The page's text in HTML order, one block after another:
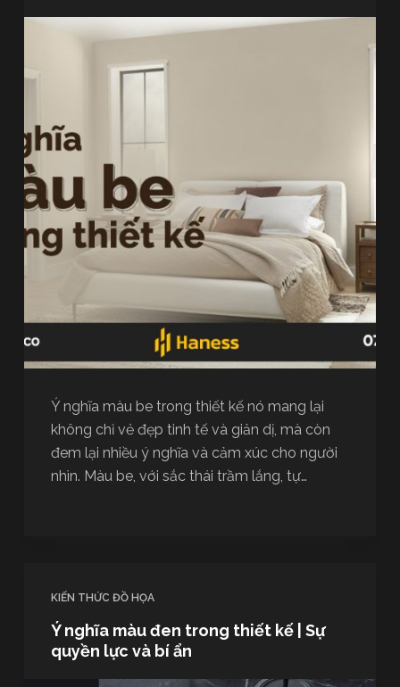
Ý nghĩa màu be trong thiết kế nó mang lại
không chỉ vẻ đẹp tinh tế và giản dị, mà còn
đem lại nhiều ý nghĩa và cảm xúc cho người
nhìn. Màu be, với sắc thái trầm lắng, tự…
KIẾN THỨC ĐỒ HỌA
Ý nghĩa màu đen trong thiết kế | Sự
quyền lực và bí ẩn